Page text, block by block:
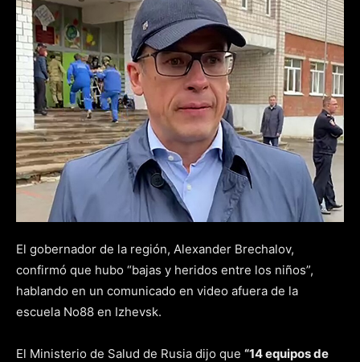
El gobernador de la región, Alexander Brechalov,
confirmó que hubo “bajas y heridos entre los niños”,
hablando en un comunicado en video afuera de la
escuela No88 en Izhevsk.
El Ministerio de Salud de Rusia dijo que “14 equipos de